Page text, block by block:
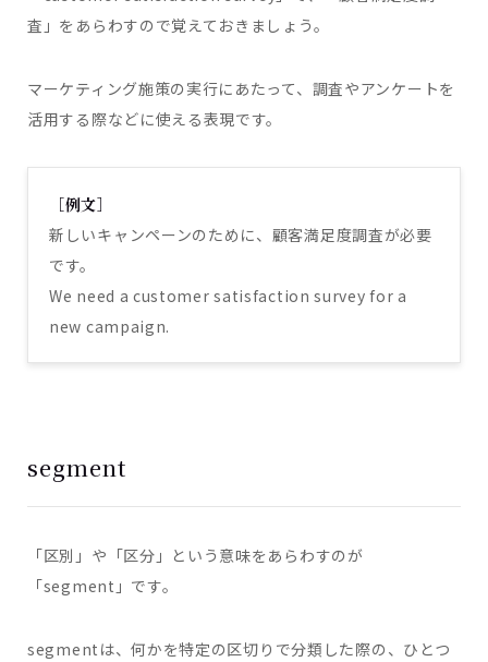
査」をあらわすので覚えておきましょう。
マーケティング施策の実行にあたって、調査やアンケートを
活用する際などに使える表現です。
［例文］
新しいキャンペーンのために、顧客満足度調査が必要
です。
We need a customer satisfaction survey for a
new campaign.
segment
「区別」や「区分」という意味をあらわすのが
「segment」です。
segmentは、何かを特定の区切りで分類した際の、ひとつ